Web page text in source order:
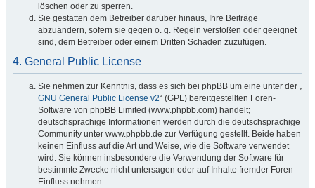
löschen oder zu sperren.
Sie gestatten dem Betreiber darüber hinaus, Ihre Beiträge
abzuändern, sofern sie gegen o. g. Regeln verstoßen oder geeignet
sind, dem Betreiber oder einem Dritten Schaden zuzufügen.
4. General Public License
Sie nehmen zur Kenntnis, dass es sich bei phpBB um eine unter der „
GNU General Public License v2“ (GPL) bereitgestellten Foren-
Software von phpBB Limited (www.phpbb.com) handelt;
deutschsprachige Informationen werden durch die deutschsprachige
Community unter www.phpbb.de zur Verfügung gestellt. Beide haben
keinen Einfluss auf die Art und Weise, wie die Software verwendet
wird. Sie können insbesondere die Verwendung der Software für
bestimmte Zwecke nicht untersagen oder auf Inhalte fremder Foren
Einfluss nehmen.